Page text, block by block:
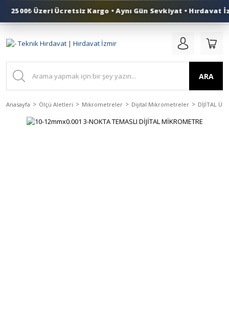
0 (553) 324 41 50
ARA
Anasayfa Ölçü Aletleri Mikrometreler Dijital Mikrometreler DİJİTAL ÜÇ
2500₺ Üzeri Ücretsiz Kargo • Aynı Gün Sevkiyat • Hırdavat